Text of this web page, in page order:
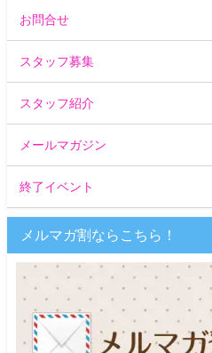
お問合せ
スタッフ募集
スタッフ紹介
メールマガジン
終了イベント
メルマガ割ならこちら！